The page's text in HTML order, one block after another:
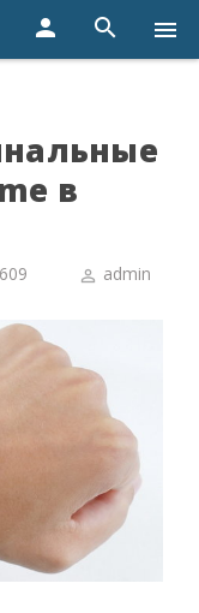
person search menu
в
609 admin